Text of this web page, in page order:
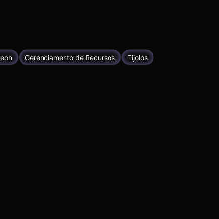
Gerenciamento de Recursos Tijolos